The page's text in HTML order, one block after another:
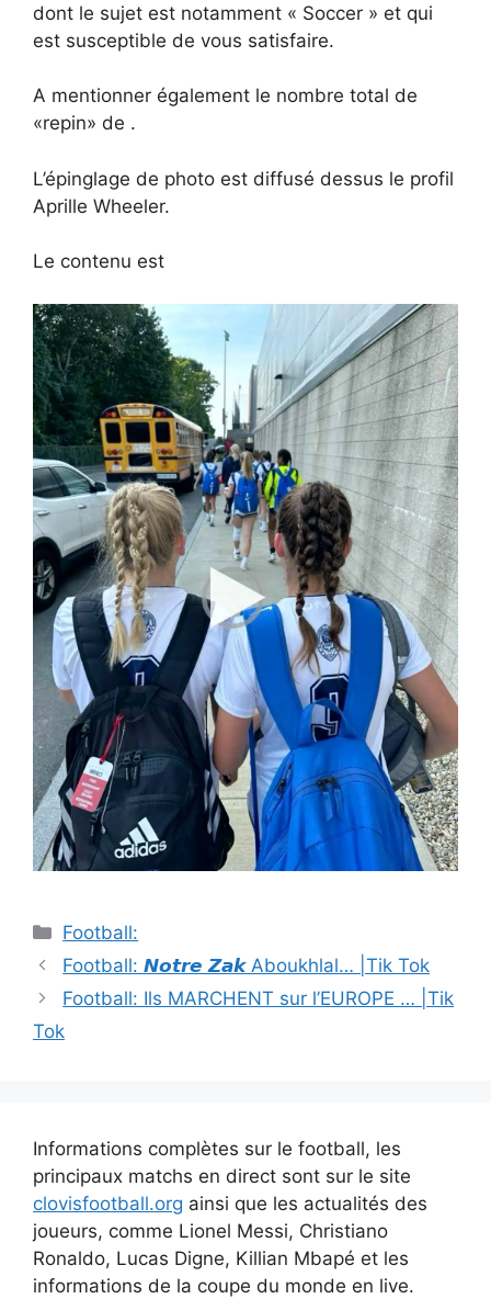
dont le sujet est notamment « Soccer » et qui
est susceptible de vous satisfaire.
A mentionner également le nombre total de
«repin» de .
L’épinglage de photo est diffusé dessus le profil
Aprille Wheeler.
Le contenu est
Catégories
Football:
Navigation
des
Football: 𝙉𝙤𝙩𝙧𝙚 𝙕𝙖𝙠 Aboukhlal… |Tik Tok
Football: Ils MARCHENT sur l’EUROPE … |Tik
Tok
Informations complètes sur le football, les
principaux matchs en direct sont sur le site
clovisfootball.org ainsi que les actualités des
joueurs, comme Lionel Messi, Christiano
Ronaldo, Lucas Digne, Killian Mbapé et les
informations de la coupe du monde en live.